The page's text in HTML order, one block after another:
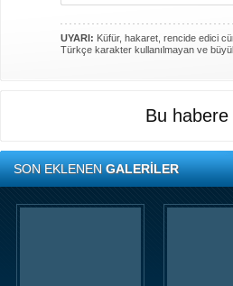
UYARI: Küfür, hakaret, rencide edici
Türkçe karakter kullanılmayan ve
Bu
SON EKLENENGALERİLER